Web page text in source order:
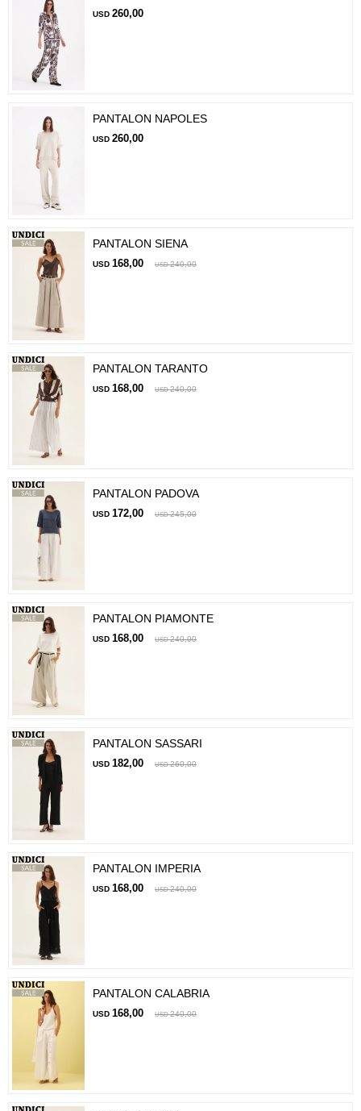
USD 260,00
PANTALON NAPOLES
USD 260,00
PANTALON SIENA
USD 168,00 USD 240,00
PANTALON TARANTO
USD 168,00 USD 240,00
PANTALON PADOVA
USD 172,00 USD 245,00
PANTALON PIAMONTE
USD 168,00 USD 240,00
PANTALON SASSARI
USD 182,00 USD 260,00
PANTALON IMPERIA
USD 168,00 USD 240,00
PANTALON CALABRIA
USD 168,00 USD 240,00